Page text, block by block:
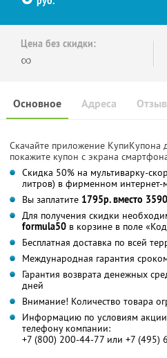
Цена без скидки:
∞
Основное Адреса
Скачайте приложение КупиКупона
покажите купон с экрана
Скидка 50% на мультиварку-
литров) в фирменном интернет-
Вы заплатите 1795р. вместо
Для получения скидки
formula50 в корзине в поле
Бесплатная доставка по всей
Международная гарантия
Гарантия возврата денежных
дней
Внимание! Количество товара
Информацию по условиям
телефону компании:
+7 (800) 200-44-77 или +7 (495)